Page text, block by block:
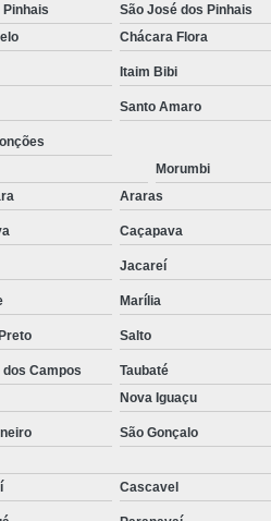
Empresa
Empresa de
Empresa de
Empresa de
Empresa de
Empresa de
Empresa de
Empresa
Empresa
Empresa
Empresa
Pinhais
São José dos Pinhais
Chácara Flora
Itaim Bibi
Santo Amaro
Morumbi
Araras
Caçapava
Jacareí
Marília
Salto
Campos
Taubaté
Nova Iguaçu
São Gonçalo
Cascavel